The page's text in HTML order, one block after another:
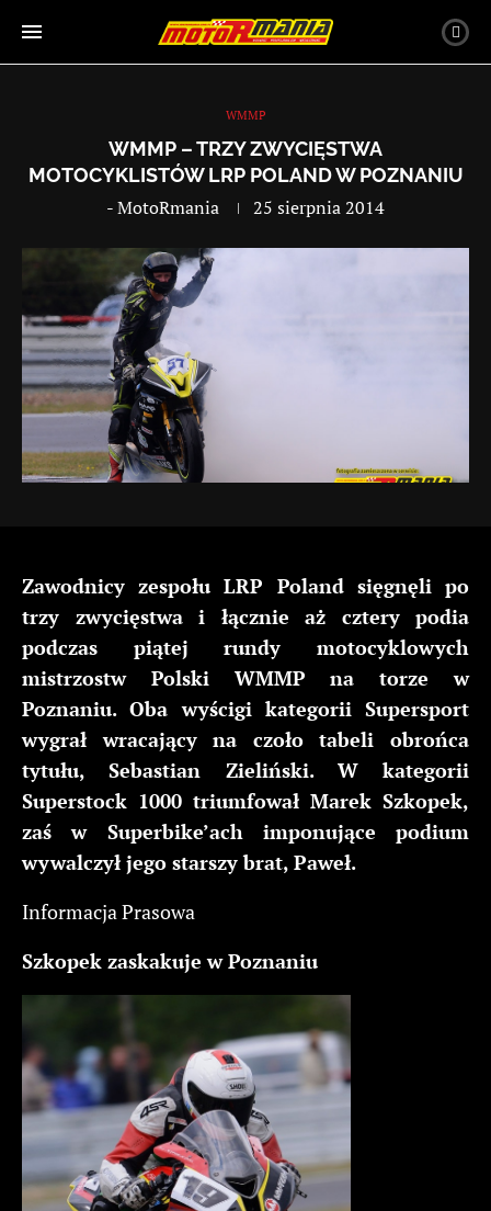
WMMP
WMMP – TRZY ZWYCIĘSTWA
MOTOCYKLISTÓW LRP POLAND W POZNANIU
-MotoRmania 25 sierpnia 2014
Zawodnicy zespołu LRP Poland sięgnęli po
trzy zwycięstwa i łącznie aż cztery podia
podczas piątej rundy motocyklowych
mistrzostw Polski WMMP na torze w
Poznaniu. Oba wyścigi kategorii Supersport
wygrał wracający na czoło tabeli obrońca
tytułu, Sebastian Zieliński. W kategorii
Superstock 1000 triumfował Marek Szkopek,
zaś w Superbike’ach imponujące podium
wywalczył jego starszy brat, Paweł.
Informacja Prasowa
Szkopek zaskakuje w Poznaniu